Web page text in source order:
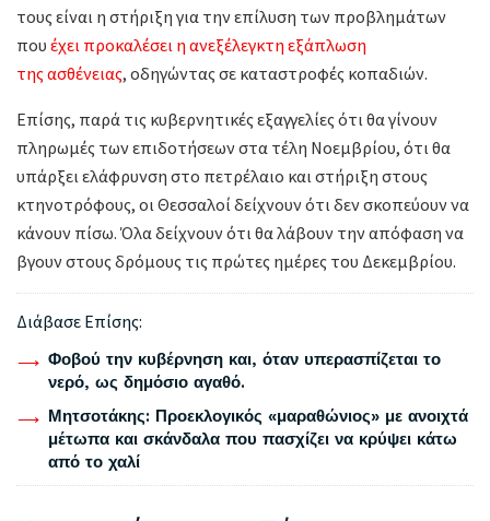
τους είναι η στήριξη για την επίλυση των προβλημάτων
που έχει προκαλέσει η ανεξέλεγκτη εξάπλωση
της ασθένειας, οδηγώντας σε καταστροφές κοπαδιών.
Επίσης, παρά τις κυβερνητικές εξαγγελίες ότι θα γίνουν
πληρωμές των επιδοτήσεων στα τέλη Νοεμβρίου, ότι θα
υπάρξει ελάφρυνση στο πετρέλαιο και στήριξη στους
κτηνοτρόφους, οι Θεσσαλοί δείχνουν ότι δεν σκοπεύουν να
κάνουν πίσω. Όλα δείχνουν ότι θα λάβουν την απόφαση να
βγουν στους δρόμους τις πρώτες ημέρες του Δεκεμβρίου.
Διάβασε Επίσης:
Φοβού την κυβέρνηση και, όταν υπερασπίζεται το
νερό, ως δημόσιο αγαθό.
Μητσοτάκης: Προεκλογικός «μαραθώνιος» με ανοιχτά
μέτωπα και σκάνδαλα που πασχίζει να κρύψει κάτω
από το χαλί